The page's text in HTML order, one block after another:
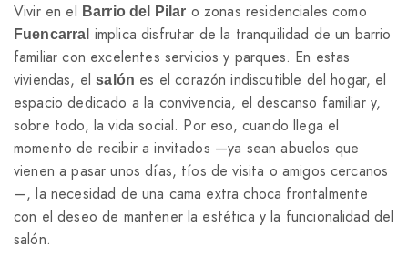
Vivir en el Barrio del Pilar o zonas residenciales como
Fuencarral implica disfrutar de la tranquilidad de un barrio
familiar con excelentes servicios y parques. En estas
viviendas, elsalón es el corazón indiscutible del hogar, el
espacio dedicado a la convivencia, el descanso familiar y,
sobre todo, la vida social. Por eso, cuando llega el
momento de recibir a invitados —ya sean abuelos que
vienen a pasar unos días, tíos de visita o amigos cercanos
—, la necesidad de una cama extra choca frontalmente
con el deseo de mantener la estética y la funcionalidad del
salón.